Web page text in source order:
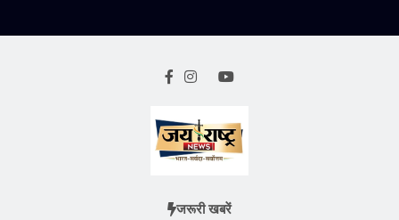
Jai Rashtra
हिंदी समाचार
जरूरी खबरें